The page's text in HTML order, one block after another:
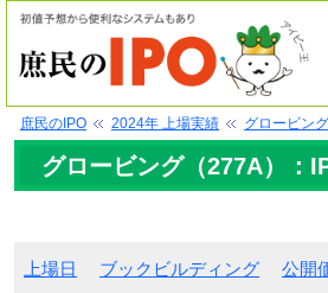
庶民のIPO 2024年 上場実績 グロービング
グロービング（277A）：
上場日 ブックビルディング
公開